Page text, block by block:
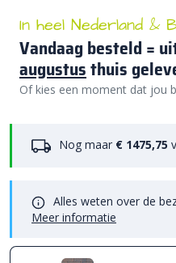
In heel Nederland &
Vandaag besteld =
augustusthuis
Of kies een moment dat jou
Nog maar € 1475,75
Alles weten over de
Meer informatie